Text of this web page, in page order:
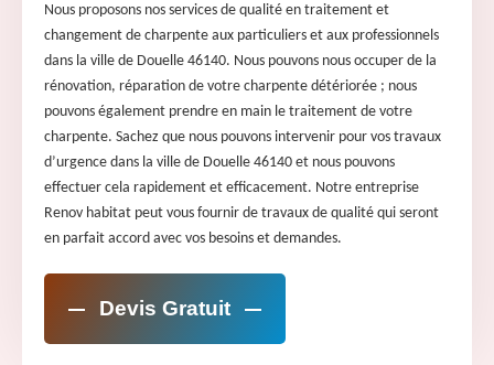
Nous proposons nos services de qualité en traitement et
changement de charpente aux particuliers et aux professionnels
dans la ville de Douelle 46140. Nous pouvons nous occuper de la
rénovation, réparation de votre charpente détériorée ; nous
pouvons également prendre en main le traitement de votre
charpente. Sachez que nous pouvons intervenir pour vos travaux
d’urgence dans la ville de Douelle 46140 et nous pouvons
effectuer cela rapidement et efficacement. Notre entreprise
Renov habitat peut vous fournir de travaux de qualité qui seront
en parfait accord avec vos besoins et demandes.
Devis Gratuit